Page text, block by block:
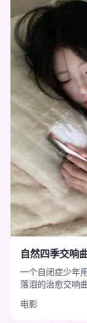
自然四季交响
一个自闭症少年
落泪的治愈交响曲
电影